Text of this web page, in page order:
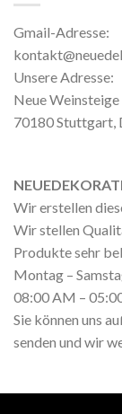
Gmail-Adresse:
Unsere Adresse:
Neue Weinsteige
70180 Stuttgart,
Wir erstellen
Wir stellen
Produkte sehr
Montag –
08:00 AM –
Sie können uns
senden und wir